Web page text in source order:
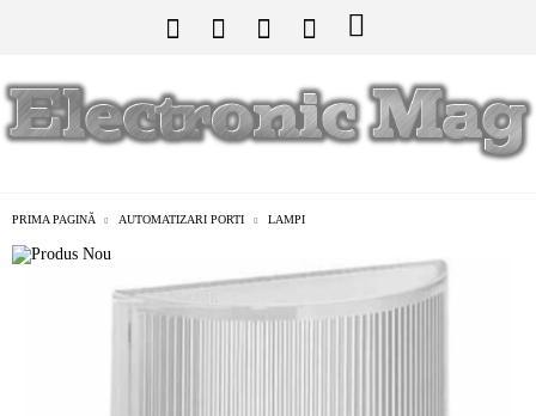
PRIMA PAGINĂ AUTOMATIZARI PORTI LAMPI